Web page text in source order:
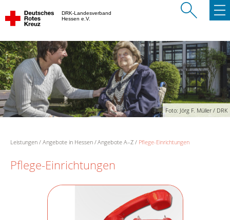
DRK-Landesverband
Hessen e.V.
Foto: Jörg F. Müller / DRK
Leistungen Angebote in Hessen Angebote A–Z Pflege-Einrichtungen
Pflege-Einrichtungen